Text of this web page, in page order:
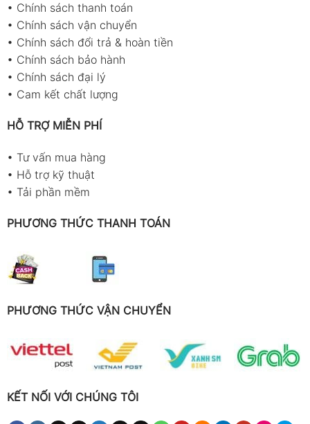
• Chính sách thanh toán
• Chính sách vận chuyển
• Chính sách đổi trả & hoàn tiền
• Chính sách bảo hành
• Chính sách đại lý
• Cam kết chất lượng
HỖ TRỢ MIỄN PHÍ
• Tư vấn mua hàng
• Hỗ trợ kỹ thuật
• Tải phần mềm
PHƯƠNG THỨC THANH TOÁN
PHƯƠNG THỨC VẬN CHUYỂN
KẾT NỐI VỚI CHÚNG TÔI